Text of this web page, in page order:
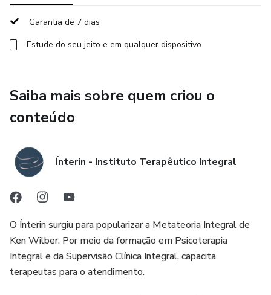
Garantia de 7 dias
Estude do seu jeito e em qualquer dispositivo
Saiba mais sobre quem criou o
conteúdo
Ínterin - Instituto Terapêutico Integral
O Ínterin surgiu para popularizar a Metateoria Integral de
Ken Wilber. Por meio da formação em Psicoterapia
Integral e da Supervisão Clínica Integral, capacita
terapeutas para o atendimento.